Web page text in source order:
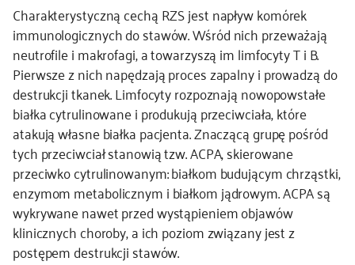
Charakterystyczną cechą RZS jest napływ komórek
immunologicznych do stawów. Wśród nich przeważają
neutrofile i makrofagi, a towarzyszą im limfocyty T i B.
Pierwsze z nich napędzają proces zapalny i prowadzą do
destrukcji tkanek. Limfocyty rozpoznają nowopowstałe
białka cytrulinowane i produkują przeciwciała, które
atakują własne białka pacjenta. Znaczącą grupę pośród
tych przeciwciał stanowią tzw. ACPA, skierowane
przeciwko cytrulinowanym: białkom budującym chrząstki,
enzymom metabolicznym i białkom jądrowym. ACPA są
wykrywane nawet przed wystąpieniem objawów
klinicznych choroby, a ich poziom związany jest z
postępem destrukcji stawów.